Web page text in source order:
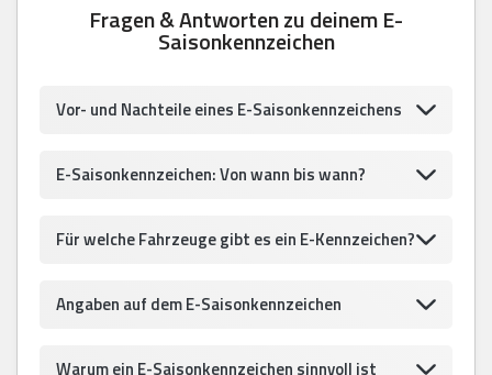
Fragen & Antworten zu deinem E-
Saisonkennzeichen
Vor- und Nachteile eines E-Saisonkennzeichens
E-Saisonkennzeichen: Von wann bis wann?
Für welche Fahrzeuge gibt es ein E-Kennzeichen?
Angaben auf dem E-Saisonkennzeichen
Warum ein E-Saisonkennzeichen sinnvoll ist